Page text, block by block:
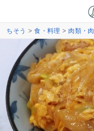
ちそう >食・料理 > 肉類・